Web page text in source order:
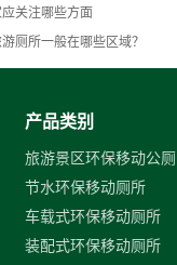
关注哪些方面
厕所一般在哪些区域？
产品类别
旅游景区环保移动公厕
节水环保移动厕所
车载式环保移动厕所
装配式环保移动厕所